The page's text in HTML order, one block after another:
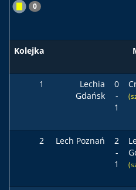
0
Kolejka
1
Lechia
Gdańsk
0
-
1
2 Lech Poznań
2
-
1